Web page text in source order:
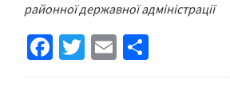
районної державної адміністрації
Fa
ce
T
wi
E
m h